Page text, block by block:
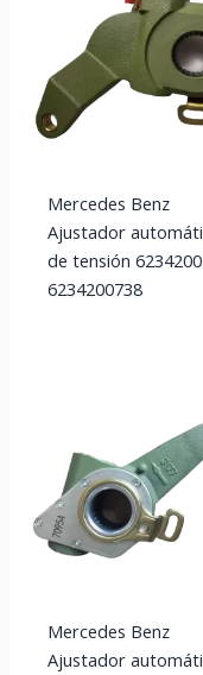
Mercedes Benz
Ajustador
de tensión
6234200738
Mercedes Benz
Ajustador